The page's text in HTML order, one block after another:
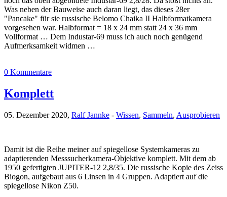
Was neben der Bauweise auch daran liegt, das dieses 28er
"Pancake" für sie russische Belomo Chaika II Halbformatkamera
vorgesehen war. Halbformat = 18 x 24 mm statt 24 x 36 mm
Vollformat … Dem Industar-69 muss ich auch noch genügend
Aufmerksamkeit widmen …
0 Kommentare
Komplett
05. Dezember 2020, Ralf Jannke - Wissen, Sammeln, Ausprobieren
Damit ist die Reihe meiner auf spiegellose Systemkameras zu
adaptierenden Messsucherkamera-Objektive komplett. Mit dem ab
1950 gefertigten JUPITER-12 2,8/35. Die russische Kopie des Zeiss
Biogon, aufgebaut aus 6 Linsen in 4 Gruppen. Adaptiert auf die
spiegellose Nikon Z50.